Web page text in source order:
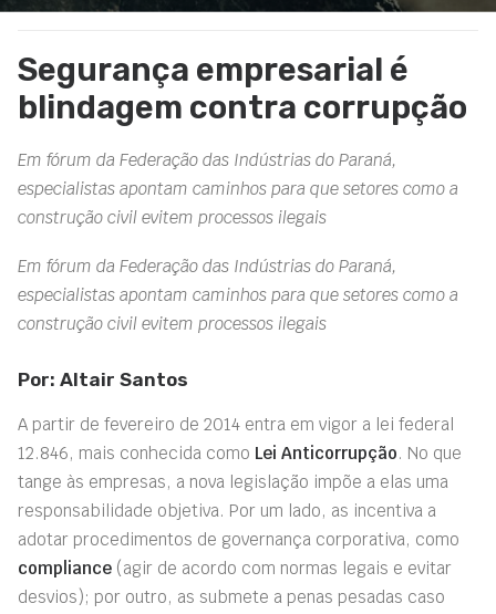
Segurança empresarial é
blindagem contra corrupção
Em fórum da Federação das Indústrias do Paraná,
especialistas apontam caminhos para que setores como a
construção civil evitem processos ilegais
Em fórum da Federação das Indústrias do Paraná,
especialistas apontam caminhos para que setores como a
construção civil evitem processos ilegais
Por: Altair Santos
A partir de fevereiro de 2014 entra em vigor a lei federal
12.846, mais conhecida como Lei Anticorrupção. No que
tange às empresas, a nova legislação impõe a elas uma
responsabilidade objetiva. Por um lado, as incentiva a
adotar procedimentos de governança corporativa, como
compliance (agir de acordo com normas legais e evitar
desvios); por outro, as submete a penas pesadas caso